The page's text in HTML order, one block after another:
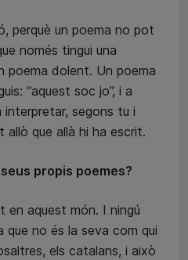
perquè un poema no pot
només tingui una
poema dolent. Un poema
“aquest soc jo”, i a
interpretar, segons tu i
que allà hi ha escrit.
propis poemes?
en aquest món. I ningú
que no és la seva com qui
els catalans, i això